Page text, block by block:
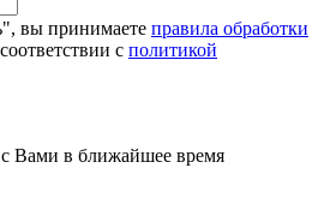
вы принимаете правила обработки
с политикой
Вами в ближайшее время